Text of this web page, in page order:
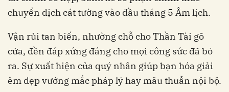
chuyển dịch cát tường vào đầu tháng 5 Âm lịch.
Vận rủi tan biến, nhường chỗ cho Thần Tài gõ
cửa, đền đáp xứng đáng cho mọi công sức đã bỏ
ra. Sự xuất hiện của quý nhân giúp bạn hóa giải
êm đẹp vướng mắc pháp lý hay mâu thuẫn nội bộ.